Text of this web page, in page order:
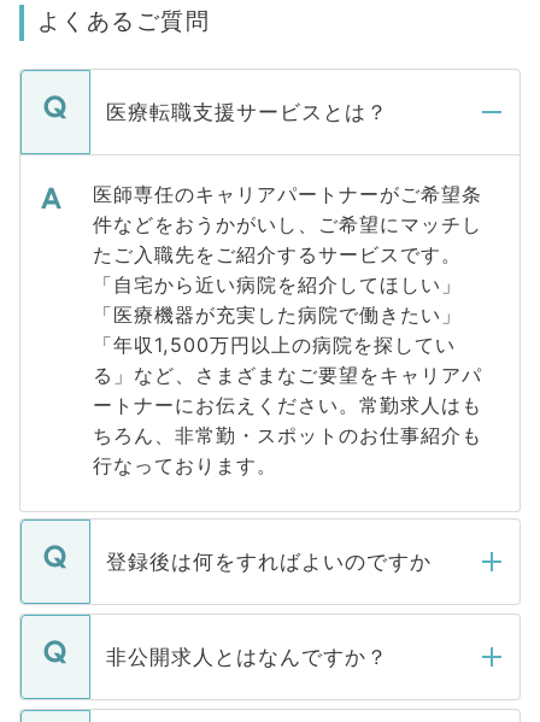
よくあるご質問
医療転職支援サービスとは？
医師専任のキャリアパートナーがご希望条
件などをおうかがいし、ご希望にマッチし
たご入職先をご紹介するサービスです。
「自宅から近い病院を紹介してほしい」
「医療機器が充実した病院で働きたい」
「年収1,500万円以上の病院を探してい
る」など、さまざまなご要望をキャリアパ
ートナーにお伝えください。常勤求人はも
ちろん、非常勤・スポットのお仕事紹介も
行なっております。
登録後は何をすればよいのですか
ご登録いただきましたら、弊社担当者がご
登録内容を確認し、その後メールもしくは
ます。通常、5営業日以内にはご連絡をせて
非公開求人とはなんですか？
マイナビDOCTORで取り扱っている求人の